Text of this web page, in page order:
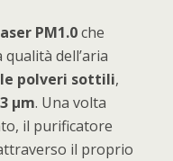
PM1.0che
dell’aria
polveri sottili,
µm. Una volta
il purificatore
il proprio